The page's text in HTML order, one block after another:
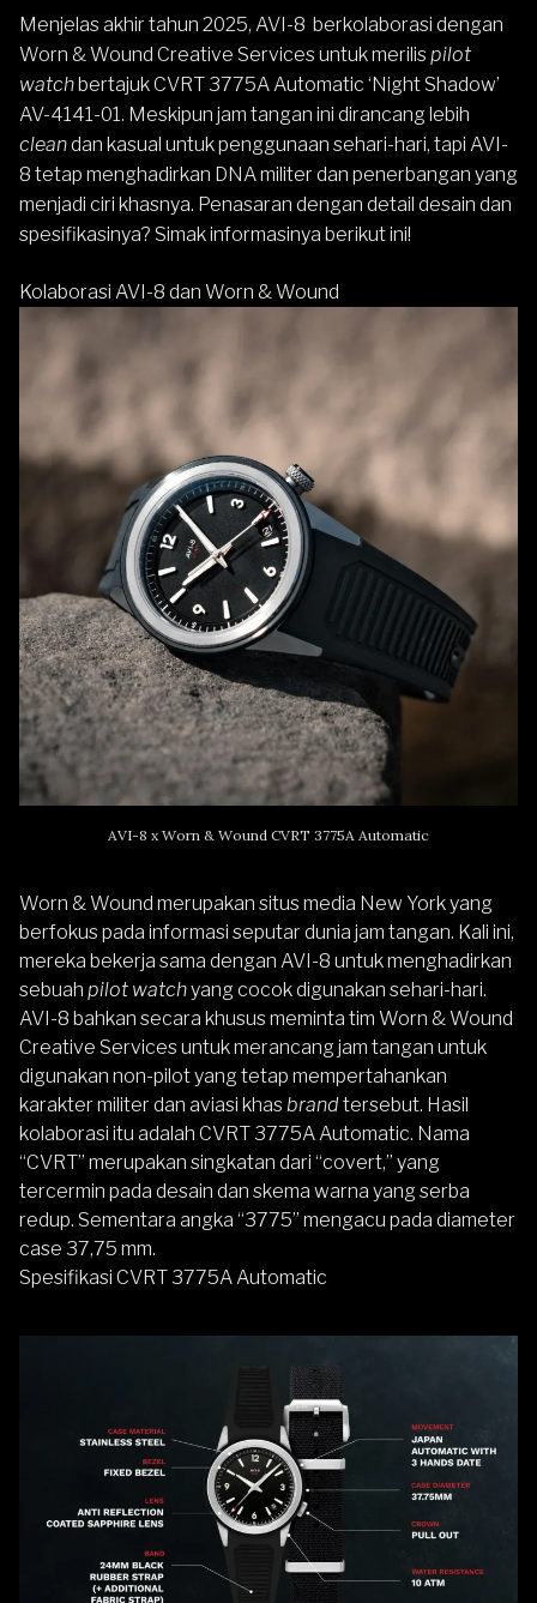
Menjelas akhir tahun 2025, AVI-8 berkolaborasi dengan
Worn & Wound Creative Services untuk merilispilot
watchbertajuk CVRT 3775A Automatic ‘Night Shadow’
AV-4141-01. Meskipun jam tangan ini dirancang lebih
cleandan kasual untuk penggunaan sehari-hari, tapi AVI-
8 tetap menghadirkan DNA militer dan penerbangan yang
menjadi ciri khasnya. Penasaran dengan detail desain dan
spesifikasinya? Simak informasinya berikut ini!
Kolaborasi AVI-8 dan Worn & Wound
AVI-8 x Worn & Wound CVRT 3775A Automatic
Worn & Wound merupakan situs media New York yang
berfokus pada informasi seputar dunia jam tangan. Kali ini,
mereka bekerja sama dengan AVI-8 untuk menghadirkan
sebuah pilot watchyang cocok digunakan sehari-hari.
AVI-8 bahkan secara khusus meminta tim Worn & Wound
Creative Services untuk merancang jam tangan untuk
digunakan non-pilot yang tetap mempertahankan
karakter militer dan aviasi khasbrandtersebut. Hasil
kolaborasi itu adalah CVRT 3775A Automatic. Nama
“CVRT” merupakan singkatan dari “covert,” yang
tercermin pada desain dan skema warna yang serba
redup. Sementara angka “3775” mengacu pada diameter
case 37,75 mm.
Spesifikasi CVRT 3775A Automatic